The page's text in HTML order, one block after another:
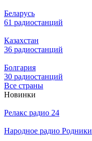
Беларусь
61 радиостанций
Казахстан
36 радиостанций
Болгария
30 радиостанций
Все страны
Новинки
Релакс радио 24
Народное радио Родники